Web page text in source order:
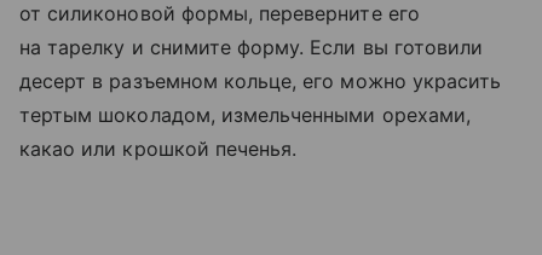
от силиконовой формы, переверните его
на тарелку и снимите форму. Если вы готовили
десерт в разъемном кольце, его можно украсить
тертым шоколадом, измельченными орехами,
какао или крошкой печенья.